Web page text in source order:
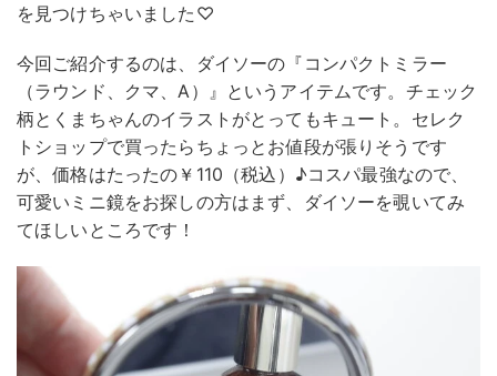
を見つけちゃいました♡
今回ご紹介するのは、ダイソーの『コンパクトミラー
（ラウンド、クマ、A）』というアイテムです。チェック
柄とくまちゃんのイラストがとってもキュート。セレク
トショップで買ったらちょっとお値段が張りそうです
が、価格はたったの￥110（税込）♪コスパ最強なので、
可愛いミニ鏡をお探しの方はまず、ダイソーを覗いてみ
てほしいところです！